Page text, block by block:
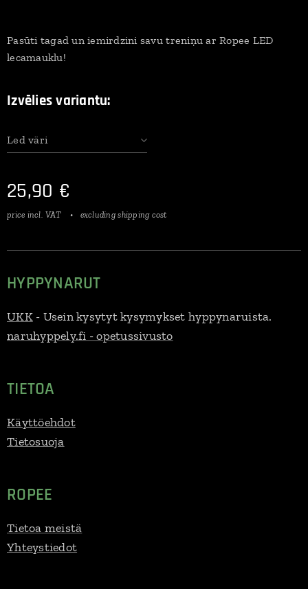
Pasūti tagad un iemirdzini savu treniņu ar Ropee LED
lecamauklu!
Izvēlies variantu:
Led väri
25,90 €
price incl. VAT excluding shipping cost
HYPPYNARUT
UKK- Usein kysytyt kysymykset hyppynaruista.
naruhyppely.fi - opetussivusto
TIETOA
Käyttöehdot
Tietosuoja
ROPEE
Tietoa meistä
Yhteystiedot